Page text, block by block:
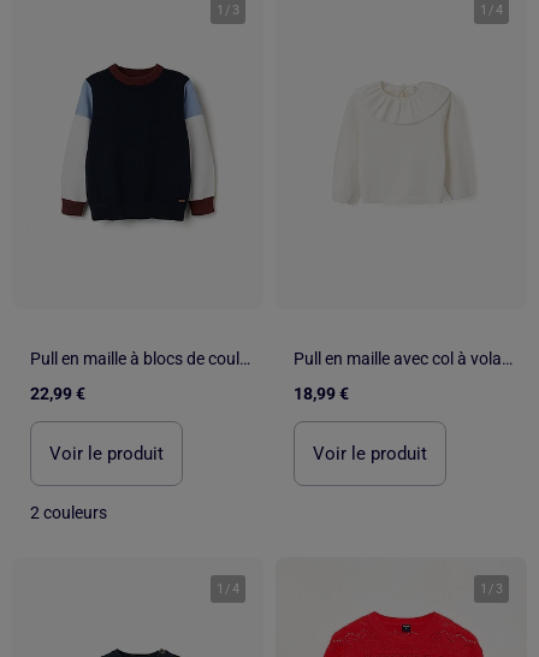
1 / 3
Pull en maille à blocs de couleur
22,99 €
Voir le produit
2 couleurs
1 /4
Pull en maille avec col à volants
18,99 €
Voir le produit
1 /4 1 / 3